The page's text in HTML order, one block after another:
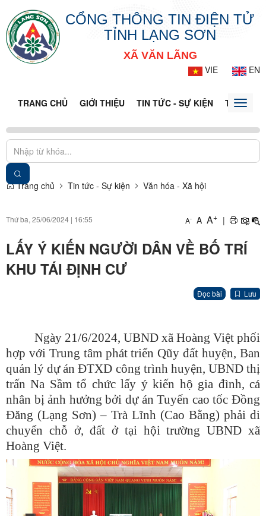
CỔNG THÔNG TIN ĐIỆN TỬ
TỈNH LẠNG SƠN
XÃ VĂN LÃNG
VIE
EN
TRANG CHỦ GIỚI THIỆU TIN TỨC - SỰ KIỆN THÔNG
Toggle
Trang chủ Tin tức - Sự kiện Văn hóa - Xã hội
Thứ ba, 25/06/2024 | 16:55 A- A A+ |
LẤY Ý KIẾN NGƯỜI DÂN VỀ BỐ TRÍ
KHU TÁI ĐỊNH CƯ
Đọc bài Lưu
Ngày 21/6/2024, UBND xã Hoàng Việt phối
hợp với Trung tâm phát triển Qũy đất huyện, Ban
quản lý dự án ĐTXD công trình huyện, UBND thị
trấn Na Sầm tổ chức lấy ý kiến hộ gia đình, cá
nhân bị ảnh hưởng bởi dự án Tuyến cao tốc Đồng
Đăng (Lạng Sơn) – Trà Lĩnh (Cao Bằng) phải di
chuyển chỗ ở, đất ở tại hội trường UBND xã
Hoàng Việt.